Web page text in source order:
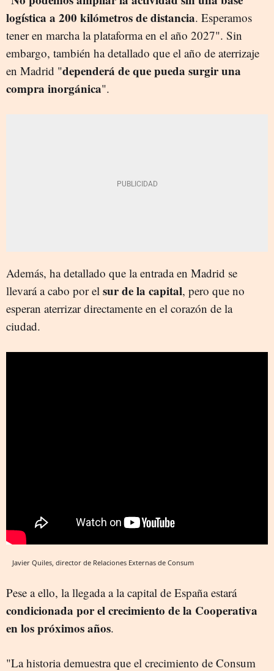
logística a 200 kilómetros de distancia. Esperamos
tener en marcha la plataforma en el año 2027". Sin
embargo, también ha detallado que el año de aterrizaje
en Madrid "dependerá de que pueda surgir una
compra inorgánica".
Además, ha detallado que la entrada en Madrid se
llevará a cabo por el sur de la capital, pero que no
esperan aterrizar directamente en el corazón de la
ciudad.
Javier Quiles, director de Relaciones Externas de Consum
Pese a ello, la llegada a la capital de España estará
condicionada por el crecimiento de la Cooperativa
en los próximos años.
"La historia demuestra que el crecimiento de Consum